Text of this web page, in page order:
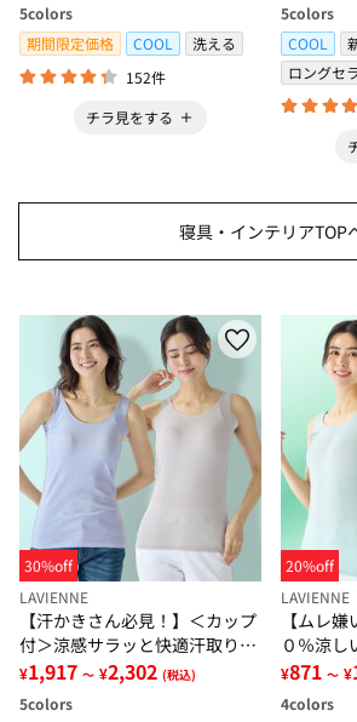
5colors
期間限定価格
COOL
洗える
152件
チラ見をする
＞
5colors
COOL
ロングセ
寝具・インテリアTOP
30%off
LAVIENNE
【汗かきさん必見！】＜カップ
付＞涼感サラッと快適汗取りタ
ンクトップインナー＜さらりラ
ボ＞
¥1,917 ～ ¥2,302 (税込)
5colors
20%off
LAVIENNE
【ムレ
０％涼し
ー＜さら
¥871 ～ ¥
4colors